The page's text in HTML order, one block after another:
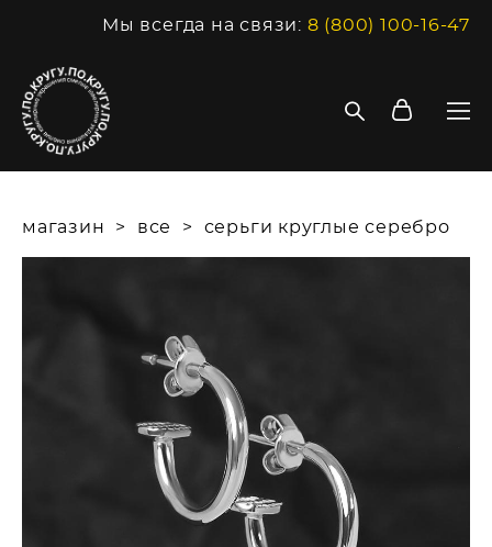
Мы всегда на связи: 8 (800) 100-16-47
магазин > все > серьги круглые серебро